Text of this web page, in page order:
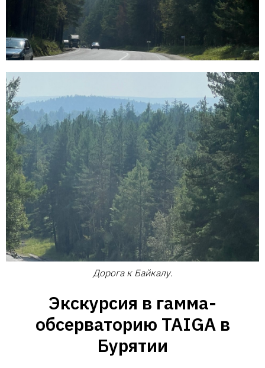
Дорога к Байкалу.
Экскурсия в гамма-
обсерваторию TAIGA в
Бурятии